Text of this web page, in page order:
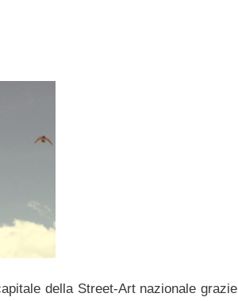
della Street-Art nazionale grazie